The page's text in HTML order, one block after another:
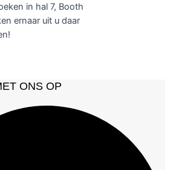
in hal 7, Booth
ernaar uit u daar
ONS OP